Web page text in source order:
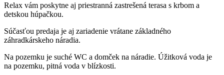
Relax vám poskytne aj priestranná zastrešená terasa s krbom a
detskou húpačkou.
Súčasťou predaja je aj zariadenie vrátane základného
záhradkárskeho náradia.
Na pozemku je suché WC a domček na náradie. Úžitková voda je
na pozemku, pitná voda v blízkosti.